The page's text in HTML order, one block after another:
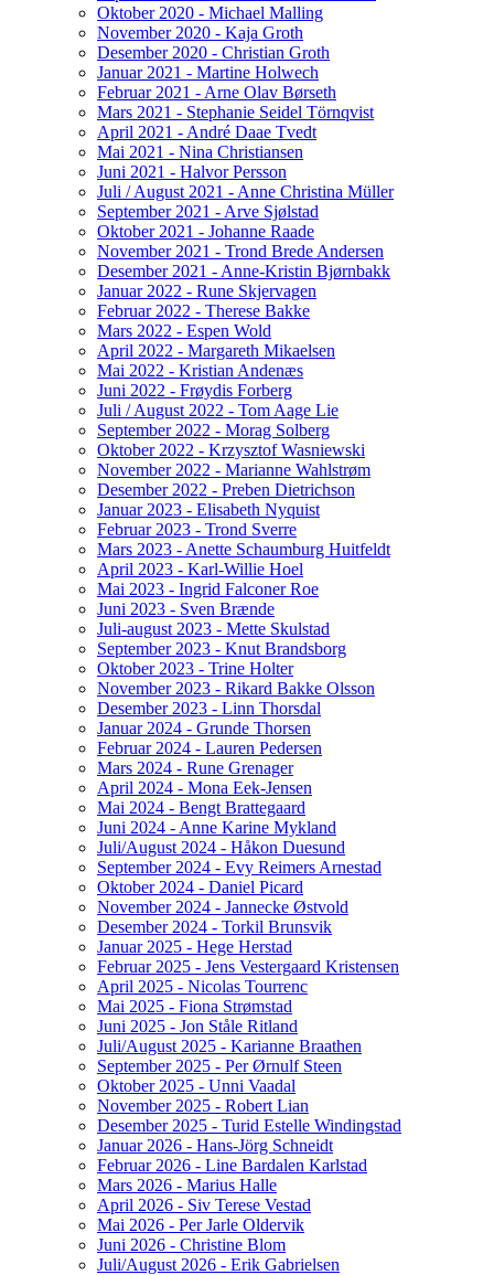
Oktober 2020 - Michael Malling
November 2020 - Kaja Groth
Desember 2020 - Christian Groth
Januar 2021 - Martine Holwech
Februar 2021 - Arne Olav Børseth
Mars 2021 - Stephanie Seidel Törnqvist
April 2021 - André Daae Tvedt
Mai 2021 - Nina Christiansen
Juni 2021 - Halvor Persson
Juli / August 2021 - Anne Christina Müller
September 2021 - Arve Sjølstad
Oktober 2021 - Johanne Raade
November 2021 - Trond Brede Andersen
Desember 2021 - Anne-Kristin Bjørnbakk
Januar 2022 - Rune Skjervagen
Februar 2022 - Therese Bakke
Mars 2022 - Espen Wold
April 2022 - Margareth Mikaelsen
Mai 2022 - Kristian Andenæs
Juni 2022 - Frøydis Forberg
Juli / August 2022 - Tom Aage Lie
September 2022 - Morag Solberg
Oktober 2022 - Krzysztof Wasniewski
November 2022 - Marianne Wahlstrøm
Desember 2022 - Preben Dietrichson
Januar 2023 - Elisabeth Nyquist
Februar 2023 - Trond Sverre
Mars 2023 - Anette Schaumburg Huitfeldt
April 2023 - Karl-Willie Hoel
Mai 2023 - Ingrid Falconer Roe
Juni 2023 - Sven Brænde
Juli-august 2023 - Mette Skulstad
September 2023 - Knut Brandsborg
Oktober 2023 - Trine Holter
November 2023 - Rikard Bakke Olsson
Desember 2023 - Linn Thorsdal
Januar 2024 - Grunde Thorsen
Februar 2024 - Lauren Pedersen
Mars 2024 - Rune Grenager
April 2024 - Mona Eek-Jensen
Mai 2024 - Bengt Brattegaard
Juni 2024 - Anne Karine Mykland
Juli/August 2024 - Håkon Duesund
September 2024 - Evy Reimers Arnestad
Oktober 2024 - Daniel Picard
November 2024 - Jannecke Østvold
Desember 2024 - Torkil Brunsvik
Januar 2025 - Hege Herstad
Februar 2025 - Jens Vestergaard Kristensen
April 2025 - Nicolas Tourrenc
Mai 2025 - Fiona Strømstad
Juni 2025 - Jon Ståle Ritland
Juli/August 2025 - Karianne Braathen
September 2025 - Per Ørnulf Steen
Oktober 2025 - Unni Vaadal
November 2025 - Robert Lian
Desember 2025 - Turid Estelle Windingstad
Januar 2026 - Hans-Jörg Schneidt
Februar 2026 - Line Bardalen Karlstad
Mars 2026 - Marius Halle
April 2026 - Siv Terese Vestad
Mai 2026 - Per Jarle Oldervik
Juni 2026 - Christine Blom
Juli/August 2026 - Erik Gabrielsen